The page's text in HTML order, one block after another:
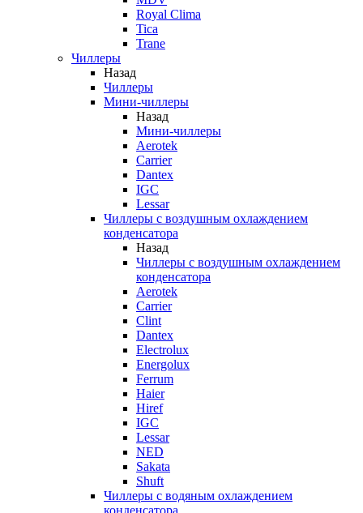
Royal Clima
Tica
Trane
Чиллеры
Назад
Чиллеры
Мини-чиллеры
Назад
Мини-чиллеры
Aerotek
Carrier
Dantex
IGC
Lessar
Чиллеры с воздушным охлаждением
конденсатора
Назад
Чиллеры с воздушным охлаждением
конденсатора
Aerotek
Carrier
Clint
Dantex
Electrolux
Energolux
Ferrum
Haier
Hiref
IGC
Lessar
NED
Sakata
Shuft
Чиллеры с водяным охлаждением
конденсатора